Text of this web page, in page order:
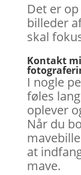
Det er
billeder
skal
Kontakt
I nogle
føles
oplever
Når du
at
mave.